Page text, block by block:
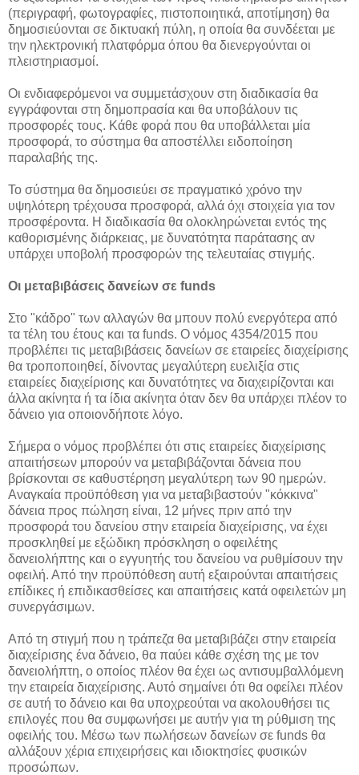
(περιγραφή, φωτογραφίες, πιστοποιητικά, αποτίμηση) θα
δημοσιεύονται σε δικτυακή πύλη, η οποία θα συνδέεται με
την ηλεκτρονική πλατφόρμα όπου θα διενεργούνται οι
πλειστηριασμοί.
Οι ενδιαφερόμενοι να συμμετάσχουν στη διαδικασία θα
εγγράφονται στη δημοπρασία και θα υποβάλουν τις
προσφορές τους. Κάθε φορά που θα υποβάλλεται μία
προσφορά, το σύστημα θα αποστέλλει ειδοποίηση
παραλαβής της.
Το σύστημα θα δημοσιεύει σε πραγματικό χρόνο την
υψηλότερη τρέχουσα προσφορά, αλλά όχι στοιχεία για τον
προσφέροντα. Η διαδικασία θα ολοκληρώνεται εντός της
καθορισμένης διάρκειας, με δυνατότητα παράτασης αν
υπάρχει υποβολή προσφορών της τελευταίας στιγμής.
Οι μεταβιβάσεις δανείων σε funds
Στο "κάδρο" των αλλαγών θα μπουν πολύ ενεργότερα από
τα τέλη του έτους και τα funds. Ο νόμος 4354/2015 που
προβλέπει τις μεταβιβάσεις δανείων σε εταιρείες διαχείρισης
θα τροποποιηθεί, δίνοντας μεγαλύτερη ευελιξία στις
εταιρείες διαχείρισης και δυνατότητες να διαχειρίζονται και
άλλα ακίνητα ή τα ίδια ακίνητα όταν δεν θα υπάρχει πλέον το
δάνειο για οποιονδήποτε λόγο.
Σήμερα ο νόμος προβλέπει ότι στις εταιρείες διαχείρισης
απαιτήσεων μπορούν να μεταβιβάζονται δάνεια που
βρίσκονται σε καθυστέρηση μεγαλύτερη των 90 ημερών.
Αναγκαία προϋπόθεση για να μεταβιβαστούν "κόκκινα"
δάνεια προς πώληση είναι, 12 μήνες πριν από την
προσφορά του δανείου στην εταιρεία διαχείρισης, να έχει
προσκληθεί με εξώδικη πρόσκληση ο οφειλέτης
δανειολήπτης και ο εγγυητής του δανείου να ρυθμίσουν την
οφειλή. Από την προϋπόθεση αυτή εξαιρούνται απαιτήσεις
επίδικες ή επιδικασθείσες και απαιτήσεις κατά οφειλετών μη
συνεργάσιμων.
Από τη στιγμή που η τράπεζα θα μεταβιβάζει στην εταιρεία
διαχείρισης ένα δάνειο, θα παύει κάθε σχέση της με τον
δανειολήπτη, ο οποίος πλέον θα έχει ως αντισυμβαλλόμενη
την εταιρεία διαχείρισης. Αυτό σημαίνει ότι θα οφείλει πλέον
σε αυτή το δάνειο και θα υποχρεούται να ακολουθήσει τις
επιλογές που θα συμφωνήσει με αυτήν για τη ρύθμιση της
οφειλής του. Μέσω των πωλήσεων δανείων σε funds θα
αλλάξουν χέρια επιχειρήσεις και ιδιοκτησίες φυσικών
προσώπων.